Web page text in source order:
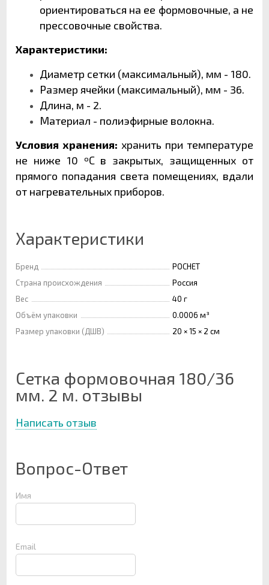
ориентироваться на ее формовочные, а не
прессовочные свойства.
Характеристики:
Диаметр сетки (максимальный), мм - 180.
Размер ячейки (максимальный), мм - 36.
Длина, м - 2.
Материал - полиэфирные волокна.
Условия хранения: хранить при температуре
не ниже 10 ºС в закрытых, защищенных от
прямого попадания света помещениях, вдали
от нагревательных приборов.
Характеристики
Бренд
РОСНЕТ
Страна происхождения
Россия
Вес
40 г
Объём упаковки
0.0006 м³
Размер упаковки (ДШВ)
20 × 15 × 2 см
Сетка формовочная 180/36
мм. 2 м. отзывы
Написать отзыв
Вопрос-Ответ
Имя
Email